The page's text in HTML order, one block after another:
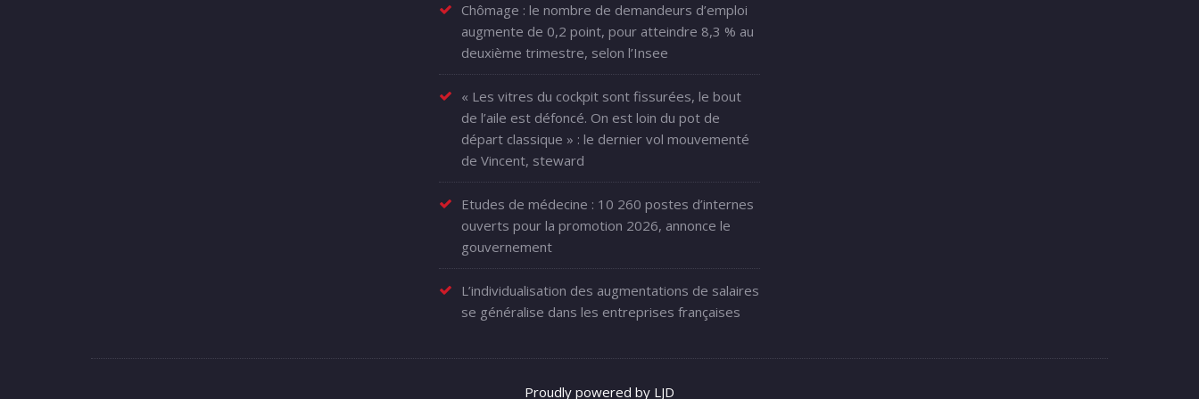
Chômage : le nombre de demandeurs d’emploi
augmente de 0,2 point, pour atteindre 8,3 % au
deuxième trimestre, selon l’Insee
« Les vitres du cockpit sont fissurées, le bout
de l’aile est défoncé. On est loin du pot de
départ classique » : le dernier vol mouvementé
de Vincent, steward
Etudes de médecine : 10 260 postes d’internes
ouverts pour la promotion 2026, annonce le
gouvernement
L’individualisation des augmentations de salaires
se généralise dans les entreprises françaises
Proudly powered by LJD